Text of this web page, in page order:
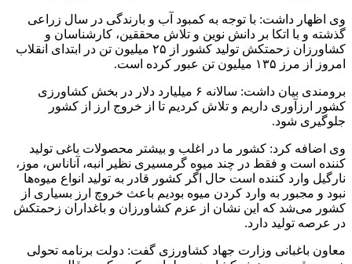
وی اظهار داشت: با توجه به کمبود آب و بارندگی در سال زراعی
گذشته و با اتکا بر دانش نوین و تلاش محققین، کارشناسان و
کشاورزان زحمتکش تولید کشور از ۲۵ میلیون تن در ابتدای انقلاب
امروز از مرز ۱۳۵ میلیون تن عبور کرده است.
برومندی بیان داشت: سالانه ۶ میلیارد دلار در بخش کشاورزی
کشور ارزآوری داریم و تلاش کردیم تا از خروج ارز از کشور
جلوگیری شود.
وی اضافه کرد: کشور ما در اغلب و بیشتر محصولات باغی تولید
کننده است و فقط در چند میوه گرمسیری نظیر انبه، آناناس، موز،
نارگیل وارد کننده است حال اگر کشور قادر به تولید انواع میوه‌ها
نبود و مجبور به وارد کردن میوه بودیم باعث خروچ ارز بسیاری از
کشور می‌شد که این نشان از عزم کشاورزان و باغداران زحمتکش
در عرصه تولید دارد.
معاون باغبانی وزارت جهاد کشاورزی گفت: دولت برنامه تحولی